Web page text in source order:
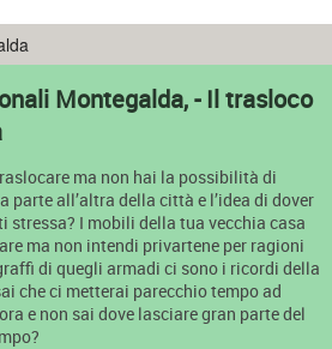
Montegalda, - Il trasloco
ma non hai la possibilità di
parte all’altra della città e l’idea di dover
I mobili della tua vecchia casa
ma non intendi privartene per ragioni
di quegli armadi ci sono i ricordi della
che ci metterai parecchio tempo ad
e non sai dove lasciare gran parte del